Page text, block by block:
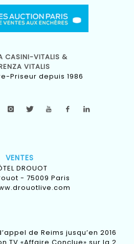
CASINI-VITALIS &
VITALIS
Priseur depuis 1986
VENTES
DROUOT
- 75009 Paris
de Reims jusqu’en 2016